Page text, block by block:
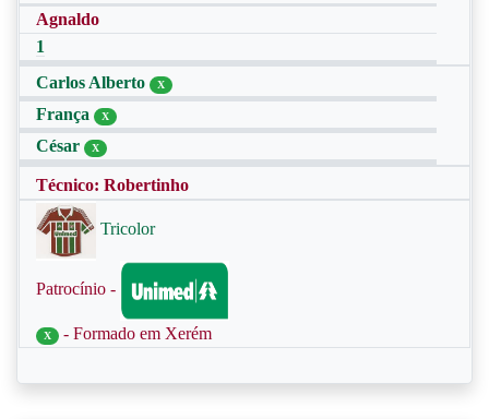
Agnaldo
1
Carlos Alberto
X
França X
César X
Técnico: Robertinho
Tricolor
Patrocínio -
X - Formado em Xerém